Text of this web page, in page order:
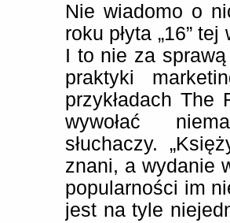
Nie wiadomo o
roku płyta „16”
I to nie za
praktyki
przykładach The
wywołać
słuchaczy.
znani, a wydanie
popularności im
jest na tyle